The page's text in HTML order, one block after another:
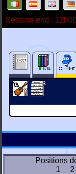
Session end :
Positions
1